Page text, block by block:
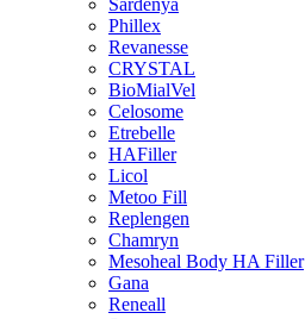
Sardenya
Phillex
Revanesse
CRYSTAL
BioMialVel
Celosome
Etrebelle
HAFiller
Licol
Metoo Fill
Replengen
Chamryn
Mesoheal Body HA Filler
Gana
Reneall